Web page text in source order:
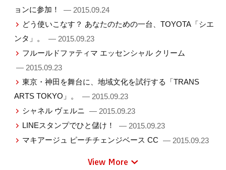
ョンに参加！
— 2015.09.24
どう使いこなす？ あなたのための一台、TOYOTA「シエ
ンタ」。
— 2015.09.23
フルールドファティマ エッセンシャル クリーム
— 2015.09.23
東京・神田を舞台に、地域文化を試行する「TRANS
ARTS TOKYO」。
— 2015.09.23
シャネル ヴェルニ — 2015.09.23
LINEスタンプでひと儲け！
— 2015.09.23
マキアージュ ピーチチェンジベース CC — 2015.09.23
View More